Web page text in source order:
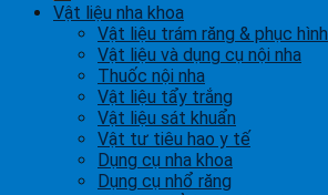
Vật liệu nha khoa
Vật liệu trám răng & phục hình
Vật liệu và dụng cụ nội nha
Thuốc nội nha
Vật liệu tẩy trắng
Vật liệu sát khuẩn
Vật tư tiêu hao y tế
Dụng cụ nha khoa
Dụng cụ nhổ răng